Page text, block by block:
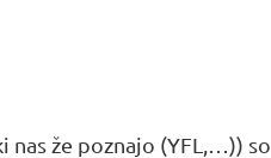
že poznajo (YFL,…)) so